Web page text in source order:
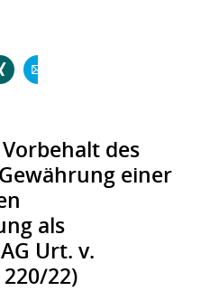
des
einer
als
Urt. v.
220/22)